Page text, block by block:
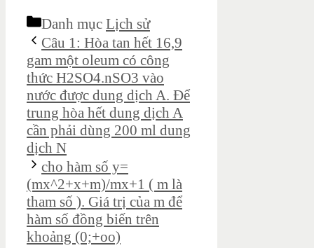
Danh mục Lịch sử
Câu 1: Hòa tan hết 16,9
gam một oleum có công
thức H2SO4.nSO3 vào
nước được dung dịch A. Để
trung hòa hết dung dịch A
cần phải dùng 200 ml dung
dịch N
cho hàm số y=
(mx^2+x+m)/mx+1 ( m là
tham số ). Giá trị của m để
hàm số đồng biến trên
khoảng (0;+oo)